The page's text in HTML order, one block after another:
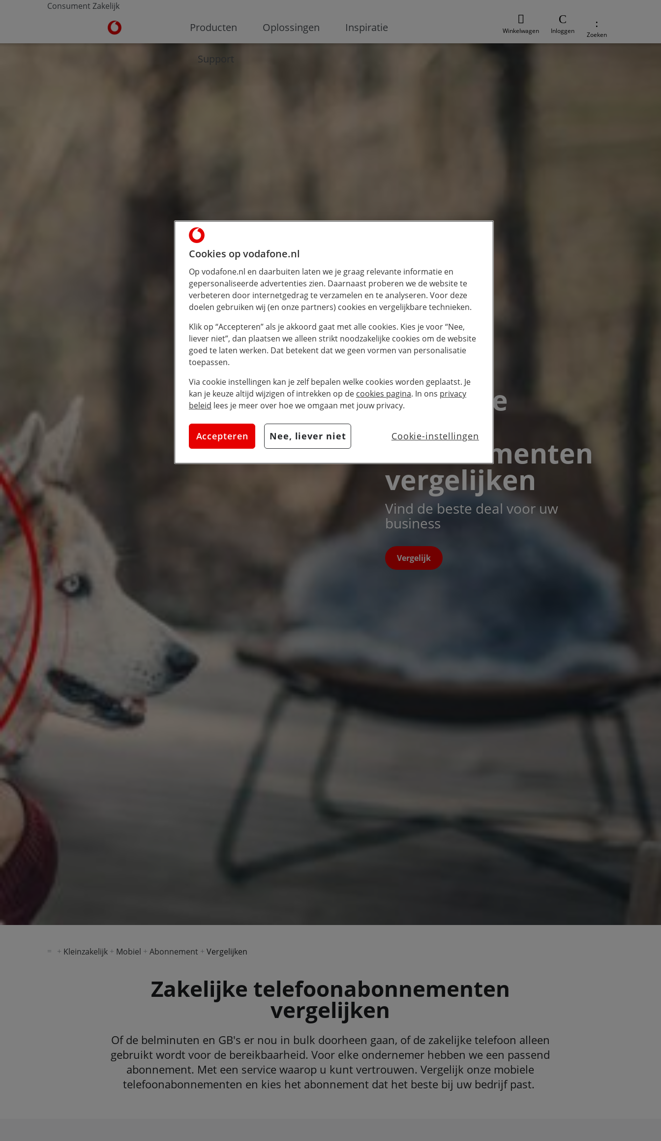
Consument Zakelijk
Ga naar de Vodafone homepage
Producten Oplossingen Inspiratie
Support
Winkelwagen Inloggen Zoeken
Zakelijke
mobiele
abonnementen
vergelijken
Vind de beste deal voor uw
business
Vergelijk
Kleinzakelijk Mobiel Abonnement Vergelijken
Zakelijke telefoonabonnementen
vergelijken
Of de belminuten en GB's er nou in bulk doorheen gaan, of de zakelijke telefoon alleen
gebruikt wordt voor de bereikbaarheid. Voor elke ondernemer hebben we een passend
abonnement. Met een service waarop u kunt vertrouwen. Vergelijk onze mobiele
telefoonabonnementen en kies het abonnement dat het beste bij uw bedrijf past.
Cookies op vodafone.nl
Op vodafone.nl en daarbuiten laten we je graag relevante informatie en
gepersonaliseerde advertenties zien. Daarnaast proberen we de website te
verbeteren door internetgedrag te verzamelen en te analyseren. Voor deze
doelen gebruiken wij (en onze partners) cookies en vergelijkbare technieken.
Klik op “Accepteren” als je akkoord gaat met alle cookies. Kies je voor “Nee,
liever niet”, dan plaatsen we alleen strikt noodzakelijke cookies om de website
goed te laten werken. Dat betekent dat we geen vormen van personalisatie
toepassen.
Via cookie instellingen kan je zelf bepalen welke cookies worden geplaatst. Je
kan je keuze altijd wijzigen of intrekken op de cookies pagina. In ons privacy
beleid lees je meer over hoe we omgaan met jouw privacy.
Accepteren Nee, liever niet Cookie-instellingen